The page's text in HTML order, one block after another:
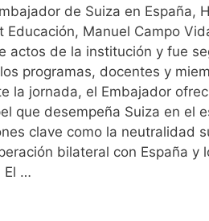
de Suiza en España,
Educación, Manuel Campo
actos de la institución y fue
programas, docentes y
la jornada, el Embajador
que desempeña Suiza en el
clave como la neutralidad
bilateral con España y
El …